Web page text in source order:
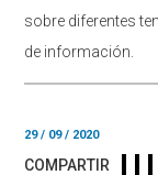
sobre diferentes
de información.
29 / 09 / 2020
COMPARTIR